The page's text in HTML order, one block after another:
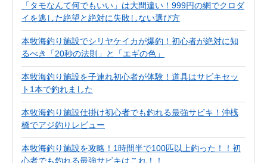
「タモなんて何でもいい」は大間違い！999円の網でクロダ
イを逃した絶望と絶対に失敗しない選び方
本牧海釣り施設でシリヤケイカが爆釣！初心者が絶対に知
るべき「20秒の法則」と「エギの色」
本牧海釣り施設を子連れ初心者が体験！道具はサビキセッ
ト1本で釣れました
本牧海釣り施設仕掛け初心者でも釣れる最強サビキ！沖桟
橋でアジ釣りレビュー
本牧海釣り施設を攻略！1時間半で100匹以上釣った！！初
心者でも釣れる最強サビキはこれ！！